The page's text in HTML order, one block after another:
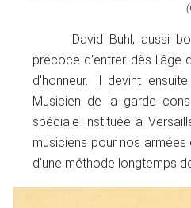
David Buhl, aussi
précoce d'entrer dès l'âge
d'honneur. Il devint
Musicien de la garde
spéciale instituée à
musiciens pour nos
d'une méthode longtemps